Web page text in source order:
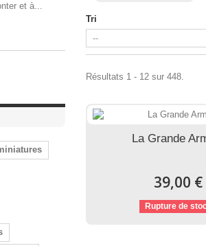
et à...
Tri
Résultats 1 - 12 sur 448.
La Grande
39,00 €
Rupture de